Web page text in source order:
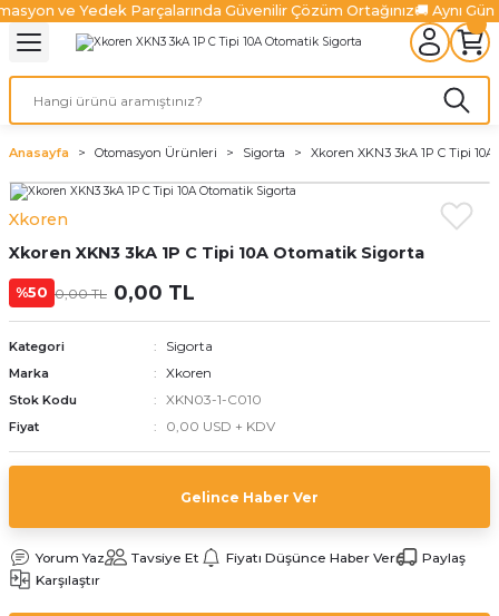
ve Yedek Parçalarında Güvenilir Çözüm Ortağınız🚚 Aynı Gün
Geri Dön
Sistemleri
Üniteleri
Geri Dön
Sürücüler
Geri Dön
Ürünleri Fiber Lazer Ürünleri
Fiber Lazer Koruyucu Camlar
Fiber Lazer Nozulları
Ürünleri
Geri Dön
Pompaları
Geri Dön
Sistemleri
Geri Dön
Ürünleri
Anasayfa Otomasyon Ürünleri Sigorta Xkoren XKN3 3kA 1P C Tipi
Xkoren
Xkoren XKN3 3kA 1P C Tipi 10A Otomatik Sigorta
%50 0,00 TL 0,00 TL
Kategori Sigorta
Marka Xkoren
Stok Kodu XKN03-1-C010
Fiyat 0,00 USD + KDV
Gelince Haber Ver
Yorum Yaz Tavsiye Et Fiyatı Düşünce Haber Ver
Paylaş
Karşılaştır